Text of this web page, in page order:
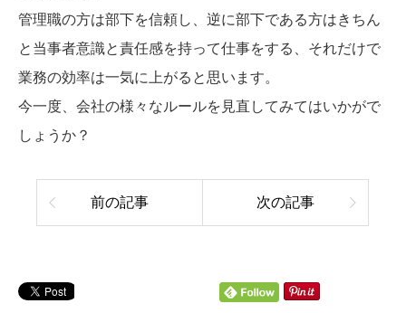
管理職の方は部下を信頼し、逆に部下である方はきちん
と当事者意識と責任感を持って仕事をする、それだけで
業務の効率は一気に上がると思います。
今一度、会社の様々なルールを見直してみてはいかがで
しょうか？
前の記事 次の記事